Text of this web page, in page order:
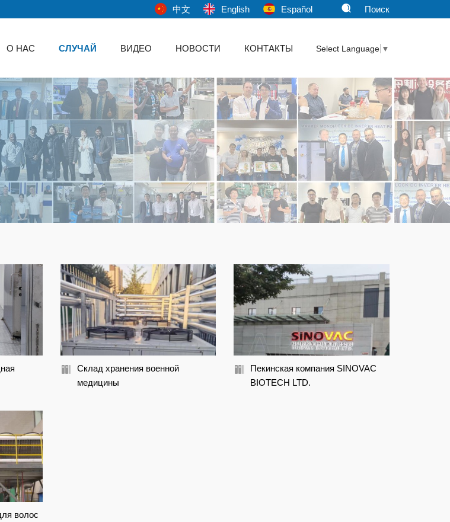
中文 English Español Поиск
О НАС СЛУЧАЙ ВИДЕО НОВОСТИ КОНТАКТЫ Select Language ▼
Склад хранения военной
медицины
Пекинская компания SINOVAC
BIOTECH LTD.
волос